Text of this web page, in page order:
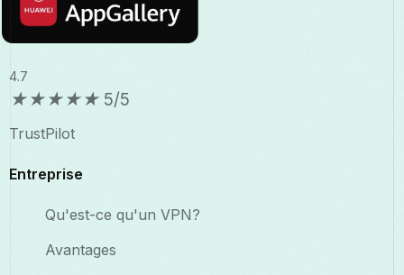
4.7
★★★★★ 5/5
TrustPilot
Entreprise
Qu'est-ce qu'un VPN?
Avantages